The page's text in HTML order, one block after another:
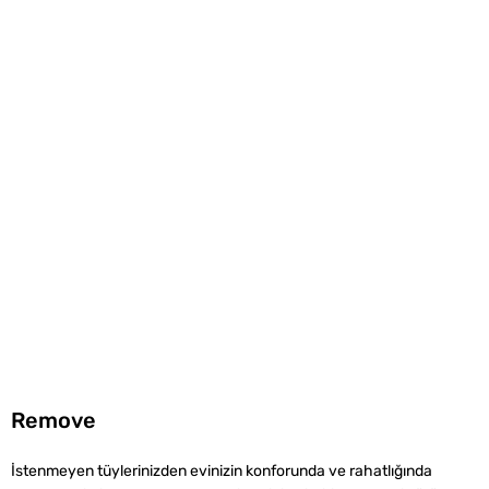
Remove
İstenmeyen tüylerinizden evinizin konforunda ve rahatlığında